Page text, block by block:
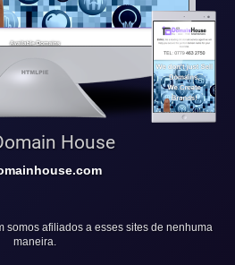
House
somos afiliados a esses sites de nenhuma
maneira.